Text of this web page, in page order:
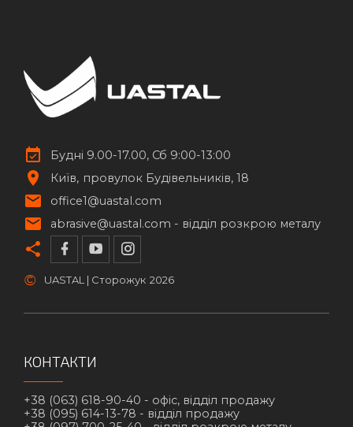
Будні 9.00-17.00, Сб 9:00-13:00
Київ
провулок Будівельників, 18
office1@uastal.com
abrasive@uastal.com - відділ розкрою металу
© UASTAL | Сторожук 2026
КОНТАКТИ
+38 (063) 618-90-40 - офіс, відділ продажу
+38 (095) 614-13-78 - відділ продажу